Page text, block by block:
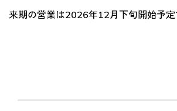
来期の営業は2026年12月下旬開始予定